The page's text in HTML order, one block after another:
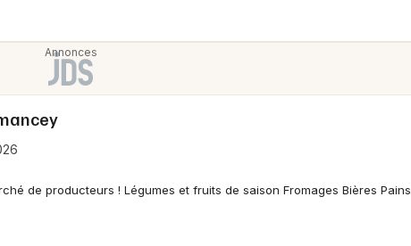
de producteurs ! Légumes et fruits de saison Fromages Bières Pains